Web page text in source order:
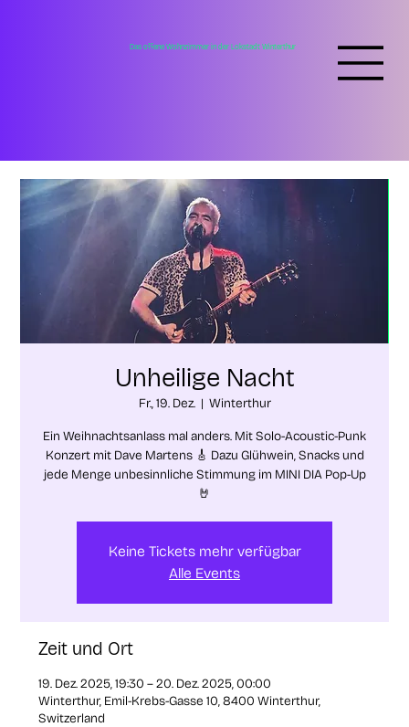
Das offene Wohnzimmer in der Lokstadt Winterthur
Unheilige Nacht
Fr., 19. Dez.
  |
Winterthur
Ein Weihnachtsanlass mal anders. Mit Solo-Acoustic-Punk
Konzert mit Dave Martens 🎸 Dazu Glühwein, Snacks und
jede Menge unbesinnliche Stimmung im MINI DIA Pop-Up
🤘
Keine Tickets mehr verfügbar
Alle Events
Zeit und Ort
19. Dez. 2025, 19:30 – 20. Dez. 2025, 00:00
Winterthur, Emil-Krebs-Gasse 10, 8400 Winterthur,
Switzerland